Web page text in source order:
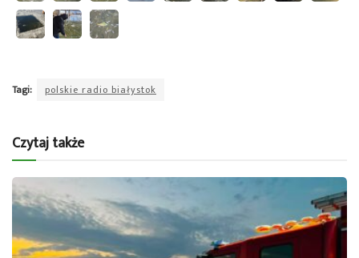
Tagi: polskie radio białystok
Czytaj także